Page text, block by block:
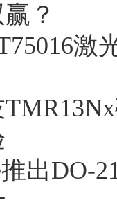
？
激
出DO-